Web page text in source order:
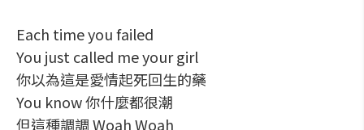
Each time you failed
You just called me your girl
你以為這是愛情起死回生的藥
You know 你什麼都很潮
但這種調調 Woah Woah